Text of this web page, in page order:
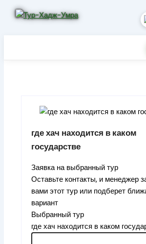
где хач находится в каком
государстве
Заявка на выбранный тур
Оставьте контакты, и менеджер
вами этот тур или подберет
вариант
Выбранный тур
где хач находится в каком